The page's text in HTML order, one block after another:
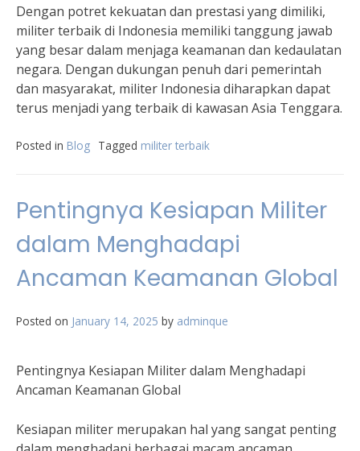
Dengan potret kekuatan dan prestasi yang dimiliki,
militer terbaik di Indonesia memiliki tanggung jawab
yang besar dalam menjaga keamanan dan kedaulatan
negara. Dengan dukungan penuh dari pemerintah
dan masyarakat, militer Indonesia diharapkan dapat
terus menjadi yang terbaik di kawasan Asia Tenggara.
Posted in Blog Tagged militer terbaik
Pentingnya Kesiapan Militer
dalam Menghadapi
Ancaman Keamanan Global
Posted on January 14, 2025 by adminque
Pentingnya Kesiapan Militer dalam Menghadapi
Ancaman Keamanan Global
Kesiapan militer merupakan hal yang sangat penting